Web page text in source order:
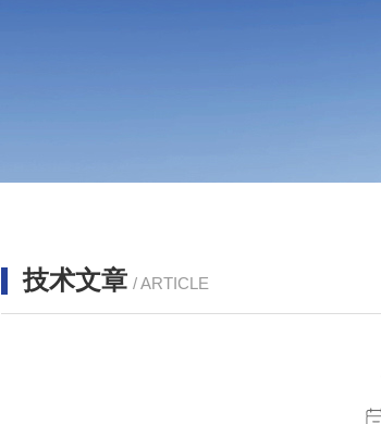
技术文章 / ARTICLE